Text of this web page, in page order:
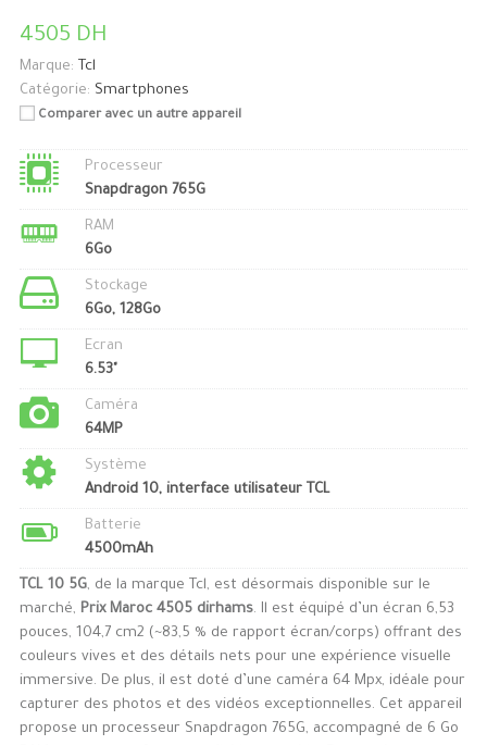
4505 DH
Marque: Tcl
Catégorie: Smartphones
Comparer avec un autre appareil
Processeur
Snapdragon 765G
RAM
6Go
Stockage
6Go, 128Go
Ecran
6.53"
Caméra
64MP
Système
Android 10, interface utilisateur TCL
Batterie
4500mAh
TCL 10 5G, de la marque Tcl, est désormais disponible sur le
marché, Prix Maroc 4505 dirhams. Il est équipé d’un écran 6,53
pouces, 104,7 cm2 (~83,5 % de rapport écran/corps) offrant des
couleurs vives et des détails nets pour une expérience visuelle
immersive. De plus, il est doté d’une caméra 64 Mpx, idéale pour
capturer des photos et des vidéos exceptionnelles. Cet appareil
propose un processeur Snapdragon 765G, accompagné de 6 Go